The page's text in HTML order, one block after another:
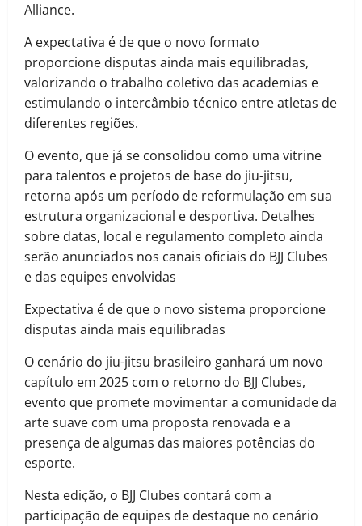
Alliance.
A expectativa é de que o novo formato
proporcione disputas ainda mais equilibradas,
valorizando o trabalho coletivo das academias e
estimulando o intercâmbio técnico entre atletas de
diferentes regiões.
O evento, que já se consolidou como uma vitrine
para talentos e projetos de base do jiu-jitsu,
retorna após um período de reformulação em sua
estrutura organizacional e desportiva. Detalhes
sobre datas, local e regulamento completo ainda
serão anunciados nos canais oficiais do BJJ Clubes
e das equipes envolvidas
Expectativa é de que o novo sistema proporcione
disputas ainda mais equilibradas
O cenário do jiu-jitsu brasileiro ganhará um novo
capítulo em 2025 com o retorno do BJJ Clubes,
evento que promete movimentar a comunidade da
arte suave com uma proposta renovada e a
presença de algumas das maiores potências do
esporte.
Nesta edição, o BJJ Clubes contará com a
participação de equipes de destaque no cenário